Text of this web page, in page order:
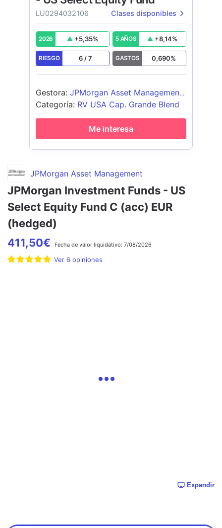
JPMorgan Asset Management
JPMorgan Investment Funds - US
Select Equity Fund C (acc) EUR
(hedged)
411,50€ Fecha de valor liquidativo: 7/08/2026
Ver 6 opiniones
Expandir
LU0294032106 Clases disponibles
2026 +5,35% 5 AÑOS +8,14%
RIESGO 6 /7 GASTOS 0,690%
Gestora: JPMorgan Asset Management
(Europe) S.à r.l.
Categoría: RV USA Cap. Grande Blend
Me interesa